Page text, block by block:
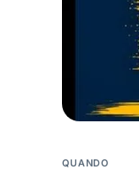
QUANDO